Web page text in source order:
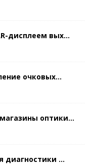
дисплеем вых...
очковых...
оптики...
диагностики ...